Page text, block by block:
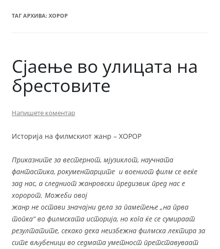
ТАГ АРХИВА: ХОРОР
Сјаење во улицата на
брестовите
Напишете коментар
Историја на филмскиот жанр – ХОРОР
Приказните за вестернот, мјузиклот, научната
фантастика, рокументарците и воениот филм се веќе
зад нас, а следниот жанровски предизвик пред нас е
хоророт. Можеби овој
жанр не остави значајни дела за паметење „на прва
топка“ во филмската историја, но кога ќе се сумираат
резултатите, секако дека неизбежна филмска лектира за
сите вљубеници во седмата уметност претставуваат